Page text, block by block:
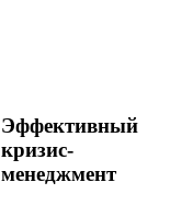
Эффективный
кризис-
менеджмент